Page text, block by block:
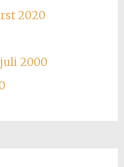
2020
2000